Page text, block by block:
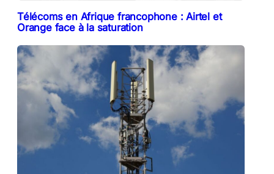
Télécoms en Afrique francophone : Airtel et
Orange face à la saturation